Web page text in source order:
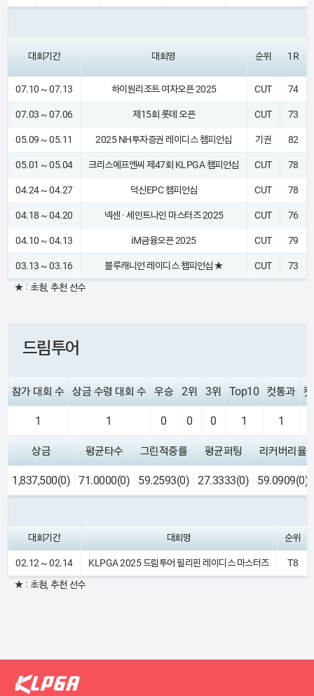
대회기간 대회명 순위 1R
07.10 ~ 07.13 하이원리조트 여자오픈 2025 CUT 74
07.03 ~ 07.06 제15회 롯데 오픈 CUT 73
05.09 ~ 05.11 2025 NH투자증권 레이디스 챔피언십 기권 82
05.01 ~ 05.04 크리스에프앤씨 제47회 KLPGA 챔피언십 CUT 78
04.24 ~ 04.27 덕신EPC 챔피언십 CUT 78
04.18 ~ 04.20 넥센 · 세인트나인 마스터즈 2025 CUT 76
04.10 ~ 04.13 iM금융오픈 2025 CUT 79
03.13 ~ 03.16 블루캐니언 레이디스 챔피언십 ★ CUT 73
★ : 초청, 추천 선수
드림투어
참가 대회 수 상금 수령 대회 수 우승 2위 3위 Top10 컷통과
1 1 0 0 0 1 1
상금 평균타수 그린적중률 평균퍼팅 리커버리율
1,837,500(0) 71.0000(0) 59.2593(0) 27.3333(0) 59.0909(0)
대회기간 대회명 순위
02.12 ~ 02.14 KLPGA 2025 드림투어 필리핀 레이디스 마스터즈 T8
★ : 초청, 추천 선수